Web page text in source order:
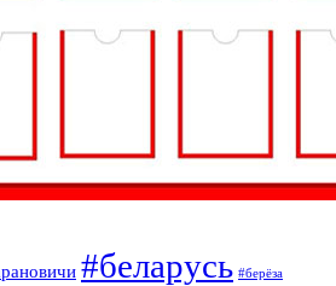
#беларусь #берёза